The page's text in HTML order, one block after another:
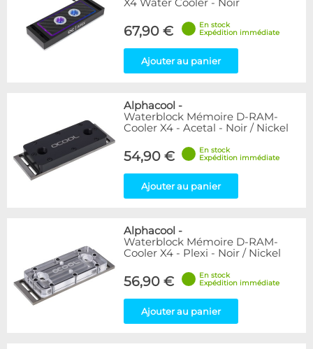
X4 Water Cooler - Noir
67,90 €
En stock
Expédition immédiate
Ajouter au panier
Alphacool -
Waterblock Mémoire D-RAM-
Cooler X4 - Acetal - Noir / Nickel
54,90 €
En stock
Expédition immédiate
Ajouter au panier
Alphacool -
Waterblock Mémoire D-RAM-
Cooler X4 - Plexi - Noir / Nickel
56,90 €
En stock
Expédition immédiate
Ajouter au panier